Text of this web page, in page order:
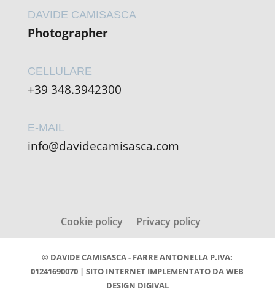
DAVIDE CAMISASCA
Photographer
CELLULARE
+39 348.3942300
E-MAIL
info@davidecamisasca.com
Cookie policy Privacy policy
© DAVIDE CAMISASCA - FARRE ANTONELLA P.IVA:
01241690070 | SITO INTERNET IMPLEMENTATO DAWEB
DESIGN DIGIVAL